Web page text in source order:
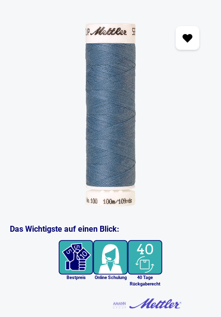
Das Wichtigste auf einen Blick:
Bestpreis Online Schulung
40 Tage
Rückgaberecht